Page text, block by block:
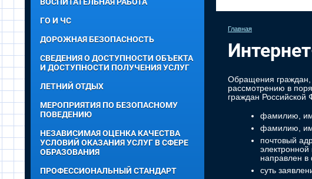
ГО И ЧС
ДОРОЖНАЯ БЕЗОПАСНОСТЬ
СВЕДЕНИЯ О ДОСТУПНОСТИ ОБЪЕКТА
И ДОСТУПНОСТИ ПОЛУЧЕНИЯ УСЛУГ
ЛЕТНИЙ ОТДЫХ
МЕРОПРИЯТИЯ ПО БЕЗОПАСНОМУ
ПОВЕДЕНИЮ
НЕЗАВИСИМАЯ ОЦЕНКА КАЧЕСТВА
УСЛОВИЙ ОКАЗАНИЯ УСЛУГ В СФЕРЕ
ОБРАЗОВАНИЯ
ПРОФЕССИОНАЛЬНЫЙ СТАНДАРТ
Главная
Обращения граждан,
рассмотрению в
граждан
фамилию,
фамилию,
почтовый
направлен в
суть